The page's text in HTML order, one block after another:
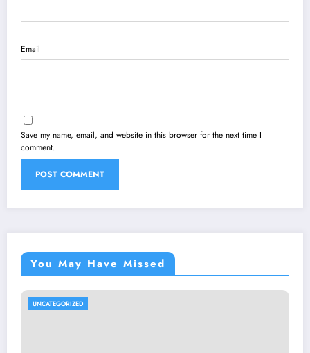
Email
Save my name, email, and website in this browser for the next time I
comment.
You May Have Missed
UNCATEGORIZED